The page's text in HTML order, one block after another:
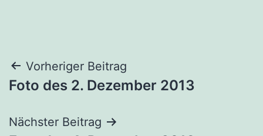
Beitragsnavigation
Vorheriger Beitrag
Foto des 2. Dezember 2013
Nächster Beitrag